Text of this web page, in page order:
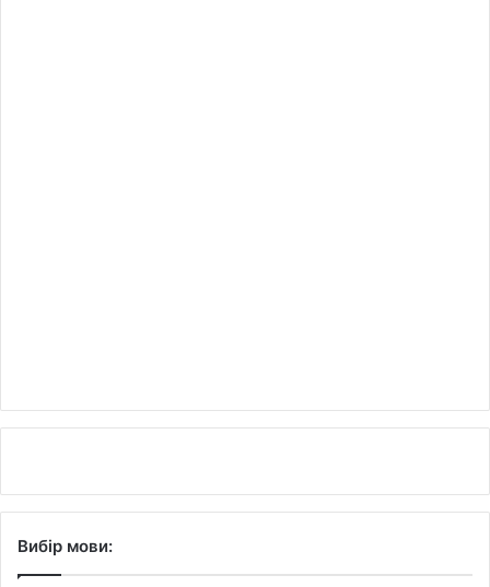
Вибір мови: